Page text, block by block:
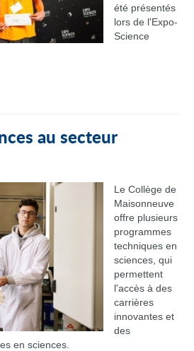
été présentés
lors de l'Expo-
Science
au secteur
Le Collège de
Maisonneuve
offre plusieurs
programmes
techniques en
sciences, qui
permettent
l'accès à des
carrières
innovantes et
des
en sciences.